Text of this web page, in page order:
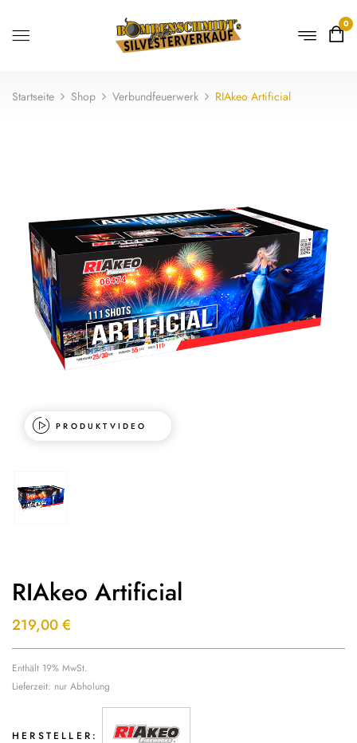
0
Startseite Shop Verbundfeuerwerk RIAkeo Artificial
PRODUKTVIDEO
RIAkeo Artificial
219,00€
Enthält 19% MwSt.
Lieferzeit: nur Abholung
HERSTELLER: